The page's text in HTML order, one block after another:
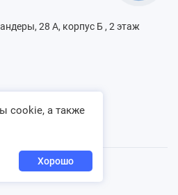
28 А, корпус Б , 2 этаж
2013 - 2026
cookie, а также
Хорошо